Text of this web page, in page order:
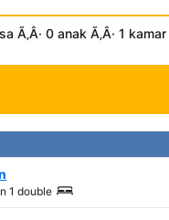
Ã‚Â· 0 anak Ã‚Â· 1 kamar
1 double